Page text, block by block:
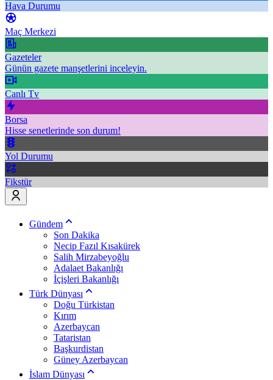
Hava Durumu
Maç Merkezi
Gazeteler
Günün gazete manşetlerini inceleyin.
Canlı Tv
Borsa
Hisse senetlerinde son durum!
Yol Durumu
Fikstür
Gündem
Son Dakika
Necip Fazıl Kısakürek
Salih Mirzabeyoğlu
Adalaet Bakanlığı
İçişleri Bakanlığı
Türk Dünyası
Doğu Türkistan
Kırım
Azerbaycan
Tataristan
Başkurdistan
Güney Azerbaycan
İslam Dünyası